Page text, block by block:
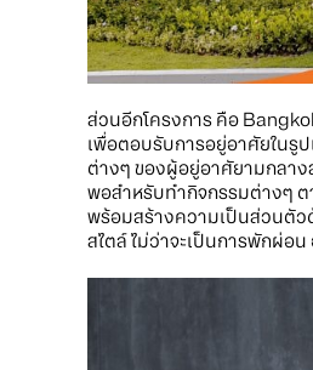
ส่วนอีกโครงการ คือ
เพื่อตอบรับการอยู่อาศัยในรู
ต่างๆ ของผู้อยู่อาศัยามกลา
พอสำหรับทำกิจกรรมต่างๆ
พร้อมสร้างความเป็นส่วนตัว
สไตล์ ไม่ว่าจะเป็นการพักผ่อ